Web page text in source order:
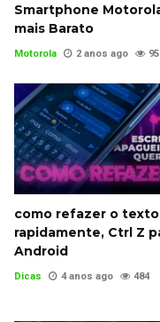
Smartphone
mais Barato
Motorola 2 anos ago 95
como refazer o texto
rapidamente, Ctrl Z
Android
Dicas 4 anos ago 484